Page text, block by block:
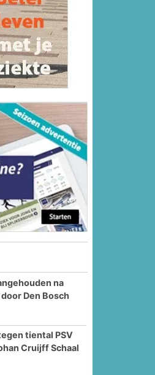
na
Den Bosch
tiental PSV
Cruijff Schaal